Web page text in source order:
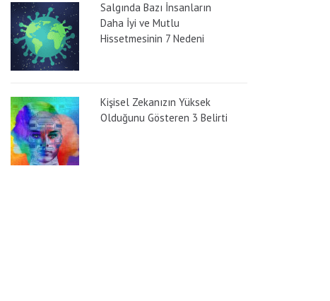
Salgında Bazı İnsanların
Daha İyi ve Mutlu
Hissetmesinin 7 Nedeni
Kişisel Zekanızın Yüksek
Olduğunu Gösteren 3 Belirti